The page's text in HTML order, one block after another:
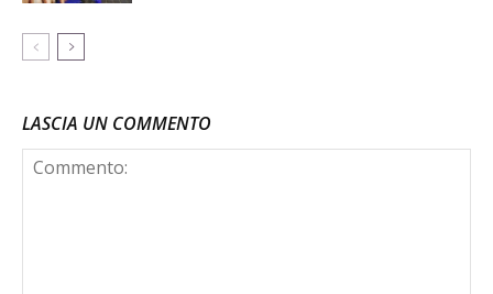
LASCIA UN COMMENTO